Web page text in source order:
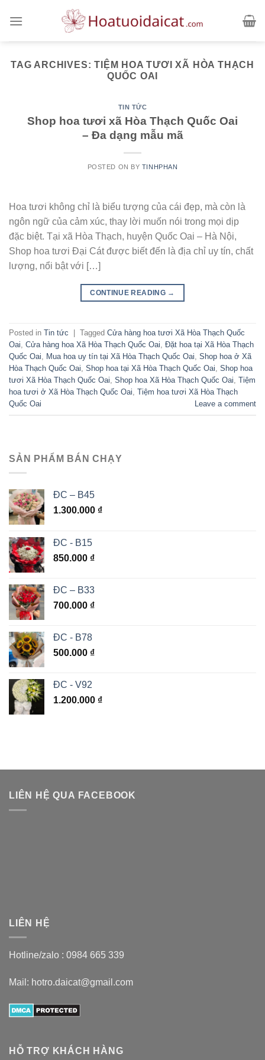
TAG ARCHIVES:TIỆM HOA TƯƠI XÃ HÒA THẠCH
QUỐC OAI
TIN TỨC
Shop hoa tươi xã Hòa Thạch Quốc Oai
– Đa dạng mẫu mã
POSTED ON BY TINHPHAN
Hoa tươi không chỉ là biểu tượng của cái đẹp, mà còn là
ngôn ngữ của cảm xúc, thay lời muốn nói trong mọi dịp
đặc biệt. Tại xã Hòa Thạch, huyện Quốc Oai – Hà Nội,
Shop hoa tươi Đại Cát được biết đến là địa chỉ uy tín, chất
lượng, nổi bật với […]
CONTINUE READING →
Posted in Tin tức Tagged Cửa hàng hoa tươi Xã Hòa Thạch Quốc
Oai Cửa hàng hoa Xã Hòa Thạch Quốc Oai Đặt hoa tại Xã Hòa Thạch
Quốc Oai
Mua hoa uy tín tại Xã Hòa Thạch Quốc Oai Shop hoa ở Xã
Hòa Thạch Quốc Oai Shop hoa tại Xã Hòa Thạch Quốc Oai Shop hoa
tươi Xã Hòa Thạch Quốc Oai Shop hoa Xã Hòa Thạch Quốc Oai Tiệm
hoa tươi ở Xã Hòa Thạch Quốc Oai Tiệm hoa tươi Xã Hòa Thạch
Quốc Oai
Leave a comment
SẢN PHẨM BÁN CHẠY
ĐC – B45
1.300.000 ₫
ĐC - B15
850.000 ₫
ĐC – B33
700.000 ₫
ĐC - B78
500.000 ₫
ĐC - V92
1.200.000 ₫
LIÊN HỆ QUA FACEBOOK
LIÊN HỆ
Hotline/zalo : 0984 665 339
Mail: hotro.daicat@gmail.com
HỖ TRỢ KHÁCH HÀNG